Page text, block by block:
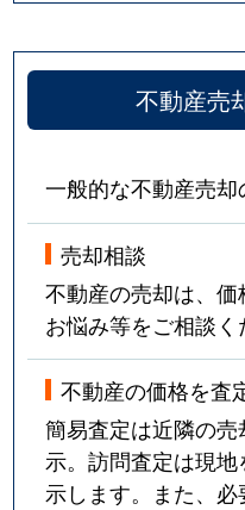
不動産売
一般的な不動産売却
売却相談
不動産の売却は、価
お悩み等をご相談く
不動産の価格を査
簡易査定は近隣の
示。訪問査定は現
示します。また、